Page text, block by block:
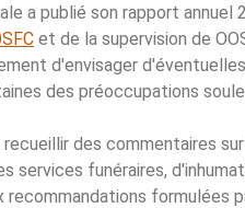
a publié son rapport annuel
et de la supervision de
d'envisager
des préoccupations
des commentaires
services funéraires,
formulées